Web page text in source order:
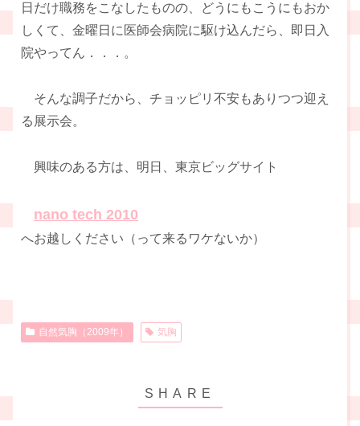
日だけ職務をこなしたものの、どうにもこうにもおか
しくて、金曜日に医師会病院に駆け込んだら、即日入
院やってん．．．。
そんな調子だから、チョッピリ不安もありつつ迎え
る展示会。
興味のある方は、明日、東京ビッグサイト
nano tech 2010
へお越しください（って来るワケないか）
自然気胸（2009年） 気胸